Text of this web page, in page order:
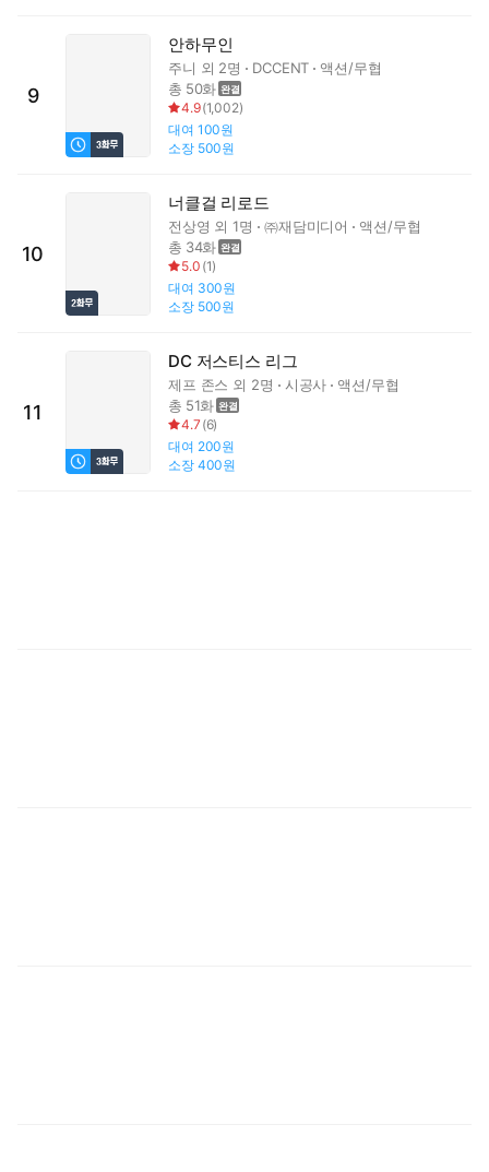
9
안하무인
주니 외 2명 DCCENT
액션/무협
총 50화
4.9(1,002)
대여 100원
소장 500원
10
너클걸 리로드
전상영 외 1명 ㈜재담미디어
액션/무협
총 34화
5.0 (1)
대여 300원
소장 500원
11
DC 저스티스 리그
제프 존스 외 2명 시공사
액션/무협
총 51화
4.7 (6)
대여 200원
소장 400원